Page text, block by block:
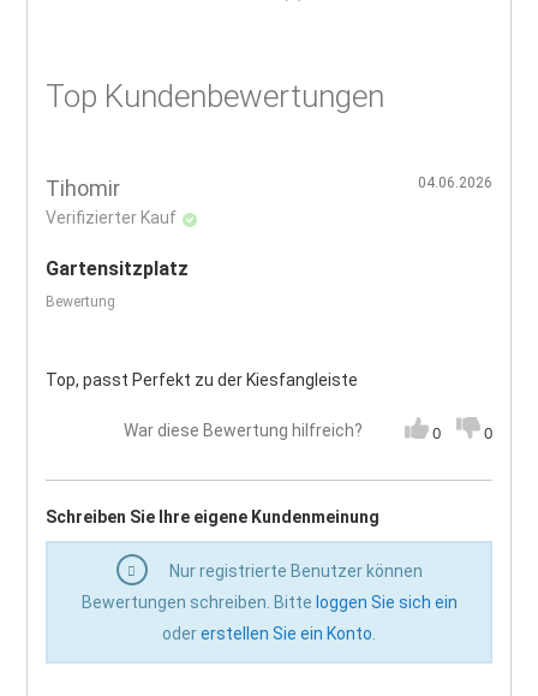
Top Kundenbewertungen
Tihomir
Verifizierter Kauf
04.06.2026
Gartensitzplatz
Bewertung
Top, passt Perfekt zu der Kiesfangleiste
War diese Bewertung hilfreich? 0 0
Schreiben Sie Ihre eigene Kundenmeinung
Nur registrierte Benutzer können
Bewertungen schreiben. Bitte loggen Sie sich ein
odererstellen Sie ein Konto